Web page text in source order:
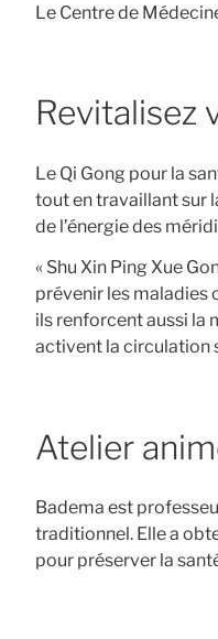
Le Centre de
Revitalisez
Le Qi Gong pour la
tout en travaillant sur
de l’énergie des
« Shu Xin Ping Xue
prévenir les maladies
ils renforcent aussi la
activent la circulation
Atelier
Badema est
traditionnel. Elle a
pour préserver la